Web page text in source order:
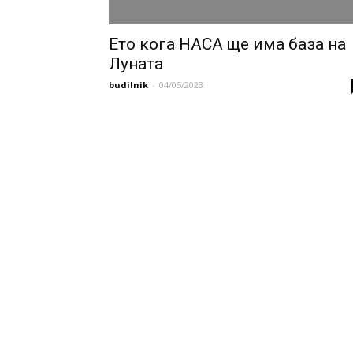
Ето кога НАСА ще има база на
Луната
budilnik - 04/05/2023